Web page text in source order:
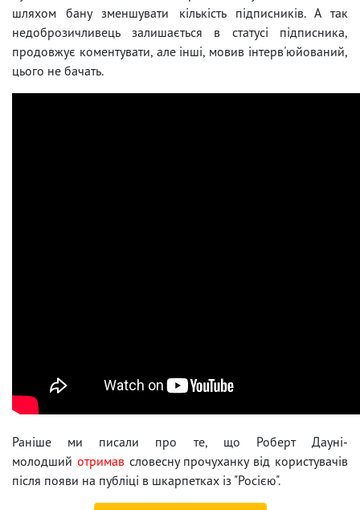
шляхом бану зменшувати кількість підписників. А так
недоброзичливець залишається в статусі підписника,
продовжує коментувати, але інші, мовив інтерв'юйований,
цього не бачать.
Раніше ми писали про те, що Роберт Дауні-
молодший отримавсловесну прочуханку від користувачів
після появи на публіці в шкарпетках із "Росією".